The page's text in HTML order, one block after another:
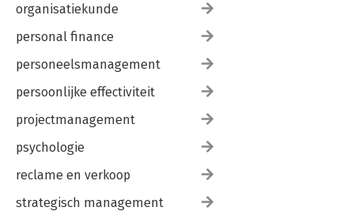
organisatiekunde
personal finance
personeelsmanagement
persoonlijke effectiviteit
projectmanagement
psychologie
reclame en verkoop
strategisch management